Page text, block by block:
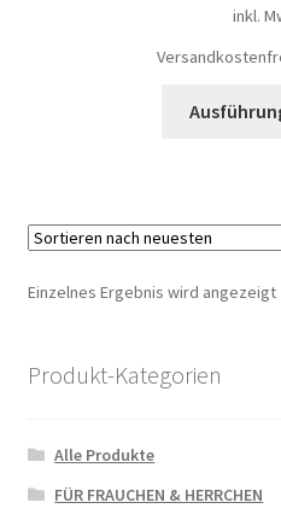
inkl.
Einzelnes Ergebnis wird angezeigt
Produkt-Kategorien
Alle Produkte
FÜR FRAUCHEN & HERRCHEN